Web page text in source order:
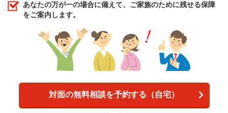
あなたの万が一の場合に備えて、ご家族のために残せる保障
をご案内します。
対面の無料相談を予約する（自宅）